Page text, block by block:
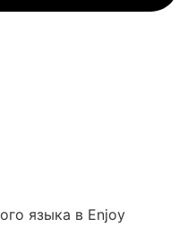
языка в Enjoy